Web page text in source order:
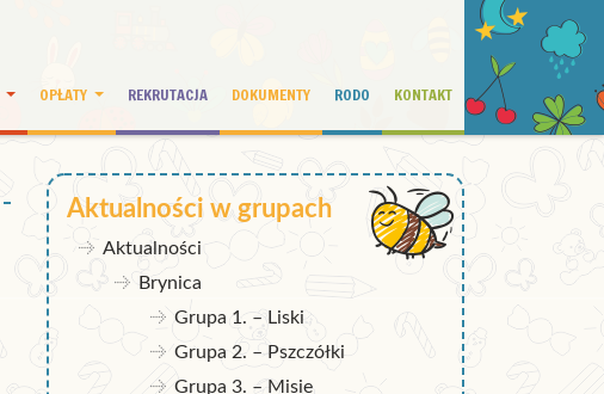
OPŁATY REKRUTACJA DOKUMENTY RODO KONTAKT
Aktualności w grupach
Aktualności
Brynica
Grupa 1. – Liski
Grupa 2. – Pszczółki
Grupa 3. – Misie